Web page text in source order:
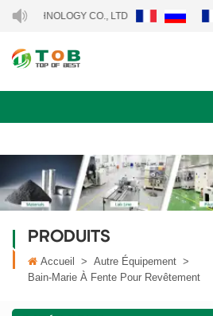
CO., LTD..
PRODUITS
Accueil > Autre Équipement >
Bain-Marie À Fente Pour Revêtement